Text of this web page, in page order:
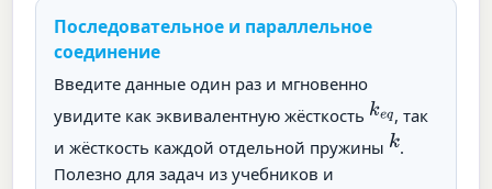
Последовательное и параллельное
соединение
Введите данные один раз и мгновенно
увидите как эквивалентную жёсткость keq, так
и жёсткость каждой отдельной пружины k.
Полезно для задач из учебников и